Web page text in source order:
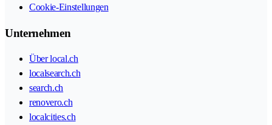
Cookie-Einstellungen
Unternehmen
Über local.ch
localsearch.ch
search.ch
renovero.ch
localcities.ch